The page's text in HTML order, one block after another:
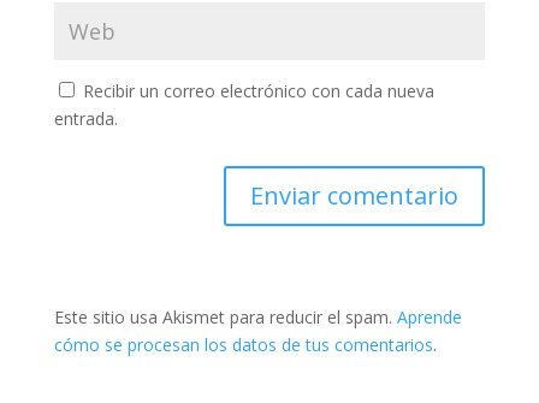
Recibir un correo electrónico con cada nueva
entrada.
Este sitio usa Akismet para reducir el spam. Aprende
cómo se procesan los datos de tus comentarios.